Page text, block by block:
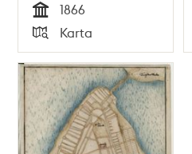
Tid
1866
Typ
Karta